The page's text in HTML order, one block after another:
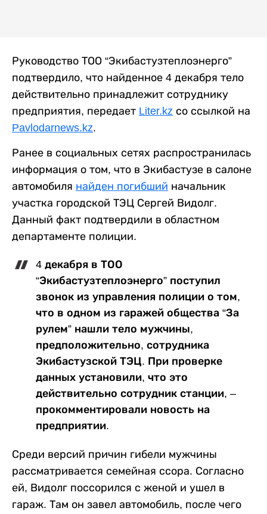
Руководство ТОО “Экибастузтеплоэнерго”
подтвердило, что найденное 4 декабря тело
действительно принадлежит сотруднику
предприятия, передает Liter.kz со ссылкой на
Pavlodarnews.kz.
Ранее в социальных сетях распространилась
информация о том, что в Экибастузе в салоне
автомобиля найден погибший начальник
участка городской ТЭЦ Сергей Видолг.
Данный факт подтвердили в областном
департаменте полиции.
4 декабря в ТОО
“Экибастузтеплоэнерго” поступил
звонок из управления полиции о том,
что в одном из гаражей общества “За
рулем” нашли тело мужчины,
предположительно, сотрудника
Экибастузской ТЭЦ. При проверке
данных установили, что это
действительно сотрудник станции, –
прокомментировали новость на
предприятии.
Среди версий причин гибели мужчины
рассматривается семейная ссора. Согласно
ей, Видолг поссорился с женой и ушел в
гараж. Там он завел автомобиль, после чего